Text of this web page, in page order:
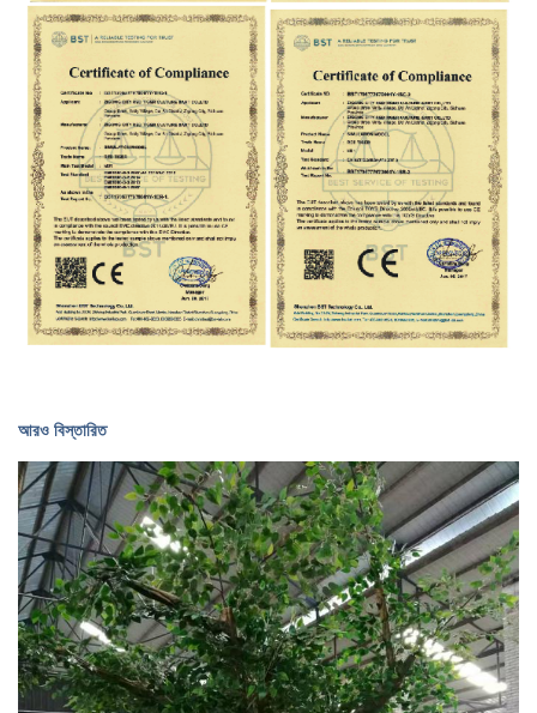
মেকানিক্যাল ফ্রেমঃ লিঙ্ক ড্রাইভ, ক্ষয় প্রতিরোধী ইস্পাত
ওজনঃ ১৫০ কেজি
আরও বিস্তারিত